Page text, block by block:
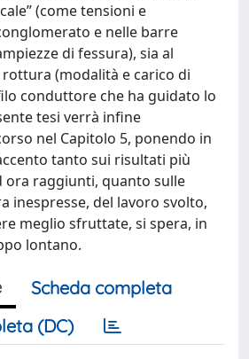
(come tensioni e
e nelle barre
di fessura), sia al
(modalità e carico di
conduttore che ha guidato lo
tesi verrà infine
nel Capitolo 5, ponendo in
tanto sui risultati più
ora raggiunti, quanto sulle
inespresse, del lavoro svolto,
meglio sfruttate, si spera, in
lontano.
Scheda completa
(DC)